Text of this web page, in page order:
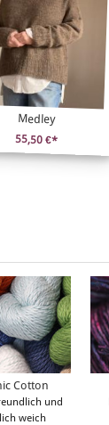
Medley
55,50 €*
Cotton
und
weich